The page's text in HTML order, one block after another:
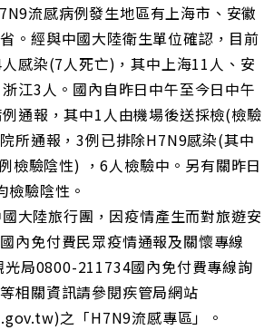
流感病例發生地區有上海市、安徽
。經與中國大陸衛生單位確認，目前
感染(7人死亡)，其中上海11人、安
江3人。國內自昨日中午至今日中午
通報，其中1人由機場後送採檢(檢驗
所通報，3例已排除H7N9感染(其中
檢驗陰性) ，6人檢驗中。另有關昨日
檢驗陰性。
大陸旅行團，因疫情產生而對旅遊安
內免付費民眾疫情通報及關懷專線
局0800-211734國內免付費專線詢
相關資訊請參閱疾管局網站
之「H7N9流感專區」。